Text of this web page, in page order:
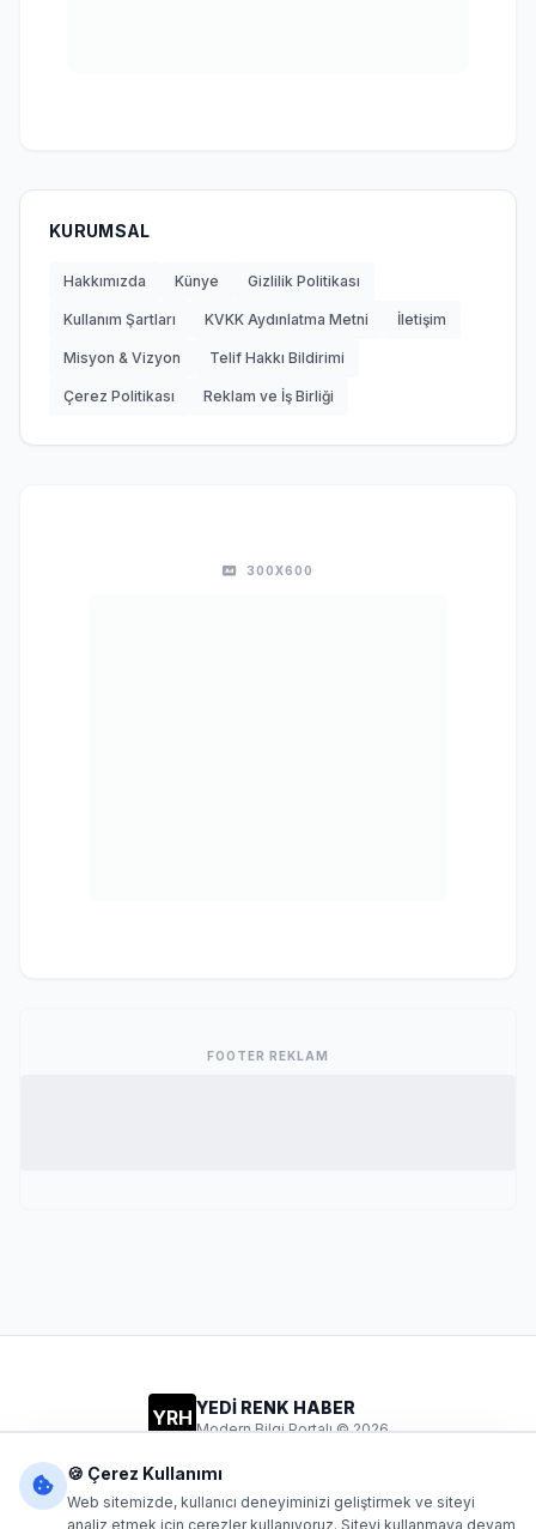
KURUMSAL
Hakkımızda Künye Gizlilik Politikası
Kullanım Şartları KVKK Aydınlatma Metni İletişim
Misyon & Vizyon Telif Hakkı Bildirimi
Çerez Politikası Reklam ve İş Birliği
300X600
FOOTER REKLAM
YRH YEDİ RENK HABER
Modern Bilgi Portalı © 2026
🍪 Çerez Kullanımı
Web sitemizde, kullanıcı deneyiminizi geliştirmek ve siteyi
analiz etmek için çerezler kullanıyoruz. Siteyi kullanmaya devam